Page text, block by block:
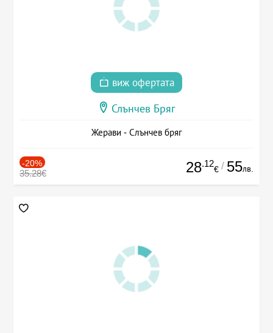
виж офертата
Слънчев Бряг
Жерави - Слънчев бряг
-20%
35.28€ 28.12
€ / 55лв.